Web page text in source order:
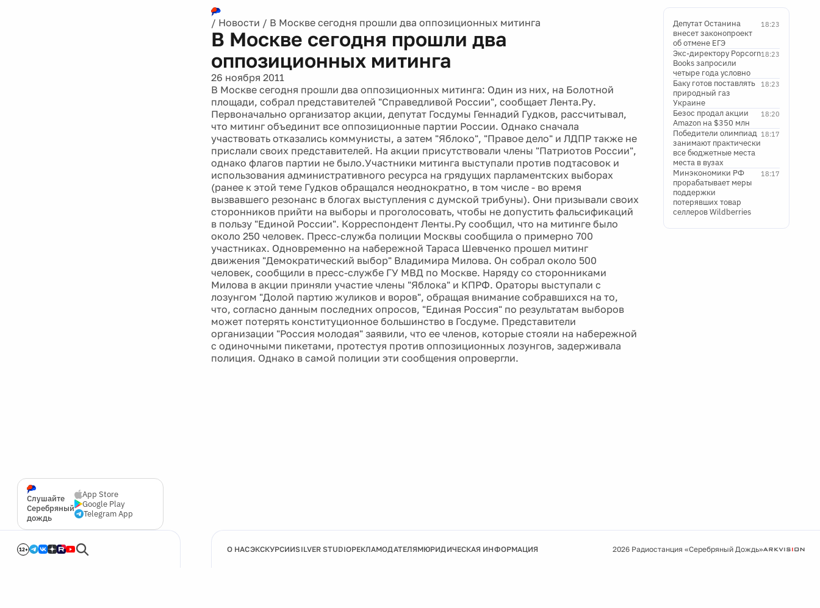
Слушайте
Серебряный
дождь
App Store
Google Play
Telegram App
12+
В Москве сегодня прошли два
оппозиционных митинга
26 ноября 2011
В Москве сегодня прошли два оппозиционных митинга: Один из них, на Болотной
площади, собрал представителей "Справедливой России", сообщает Лента.Ру.
Первоначально организатор акции, депутат Госдумы Геннадий Гудков, рассчитывал,
что митинг объединит все оппозиционные партии России. Однако сначала
участвовать отказались коммунисты, а затем "Яблоко", "Правое дело" и ЛДПР также не
прислали своих представителей. На акции присутствовали члены "Патриотов России",
однако флагов партии не было.Участники митинга выступали против подтасовок и
использования административного ресурса на грядущих парламентских выборах
(ранее к этой теме Гудков обращался неоднократно, в том числе - во время
вызвавшего резонанс в блогах выступления c думской трибуны). Они призывали своих
сторонников прийти на выборы и проголосовать, чтобы не допустить фальсификаций
в пользу "Единой России". Корреспондент Ленты.Ру сообщил, что на митинге было
около 250 человек. Пресс-служба полиции Москвы сообщила о примерно 700
участниках. Одновременно на набережной Тараса Шевченко прошел митинг
движения "Демократический выбор" Владимира Милова. Он собрал около 500
человек, сообщили в пресс-службе ГУ МВД по Москве. Наряду со сторонниками
Милова в акции приняли участие члены "Яблока" и КПРФ. Ораторы выступали с
лозунгом "Долой партию жуликов и воров", обращая внимание собравшихся на то,
что, согласно данным последних опросов, "Единая Россия" по результатам выборов
может потерять конституционное большинство в Госдуме. Представители
организации "Россия молодая" заявили, что ее членов, которые стояли на набережной
с одиночными пикетами, протестуя против оппозиционных лозунгов, задерживала
полиция. Однако в самой полиции эти сообщения опровергли.
внесет законопроект
18:23
Экс-директору Popcorn
Books запросили
четыре года условно
18:23
Баку готов поставлять
природный газ
Украине
18:20
Безос продал акции
Amazon на $350 млн
18:17
Победители олимпиад
занимают практически
все бюджетные места
места в вузах
Минэкономики РФ
прорабатывает меры
поддержки
потерявших товар
селлеров Wildberries
О НАСЭКСКУРСИИSILVER STUDIOРЕКЛАМОДАТЕЛЯМЮРИДИЧЕСКАЯ ИНФОРМАЦИЯ 2026 Радиостанция «Серебряный Дождь»